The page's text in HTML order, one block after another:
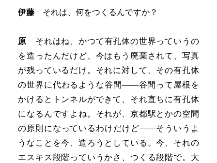
伊藤 それは、何をつくるんですか？
原 それはね、かつて有孔体の世界っていうの
を造ったんだけど、今はもう廃棄されて、写真
が残っているだけ。それに対して、その有孔体
の世界に代わるような谷間――谷間って屋根を
かけるとトンネルができて、それ直ちに有孔体
になるんですよね。それが、京都駅とかの空間
の原則になっているわけだけど――そういうよ
うなことを今、造ろうとしている。今、それの
エスキス段階っていうかさ、つくる段階で。大